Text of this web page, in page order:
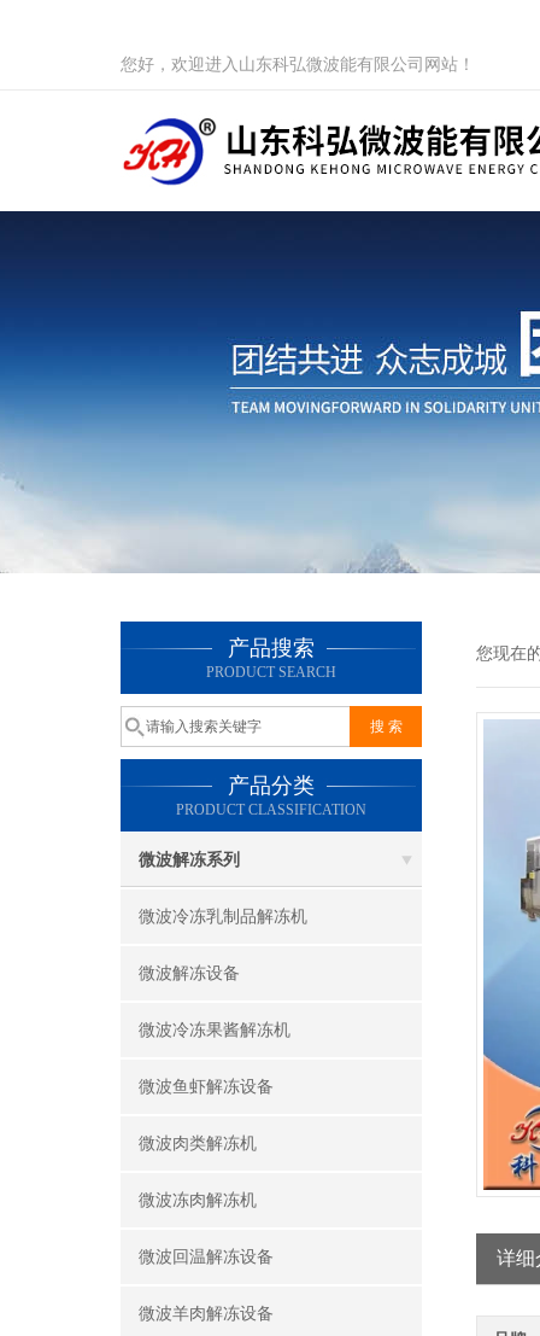
您好，欢迎进入山东科弘微波能有限公司网站！
产品搜索
PRODUCT SEARCH
产品分类
PRODUCT CLASSIFICATION
微波解冻系列
微波冷冻乳制品解冻机
微波解冻设备
微波冷冻果酱解冻机
微波鱼虾解冻设备
微波肉类解冻机
微波冻肉解冻机
微波回温解冻设备
微波羊肉解冻设备
您现在
详细